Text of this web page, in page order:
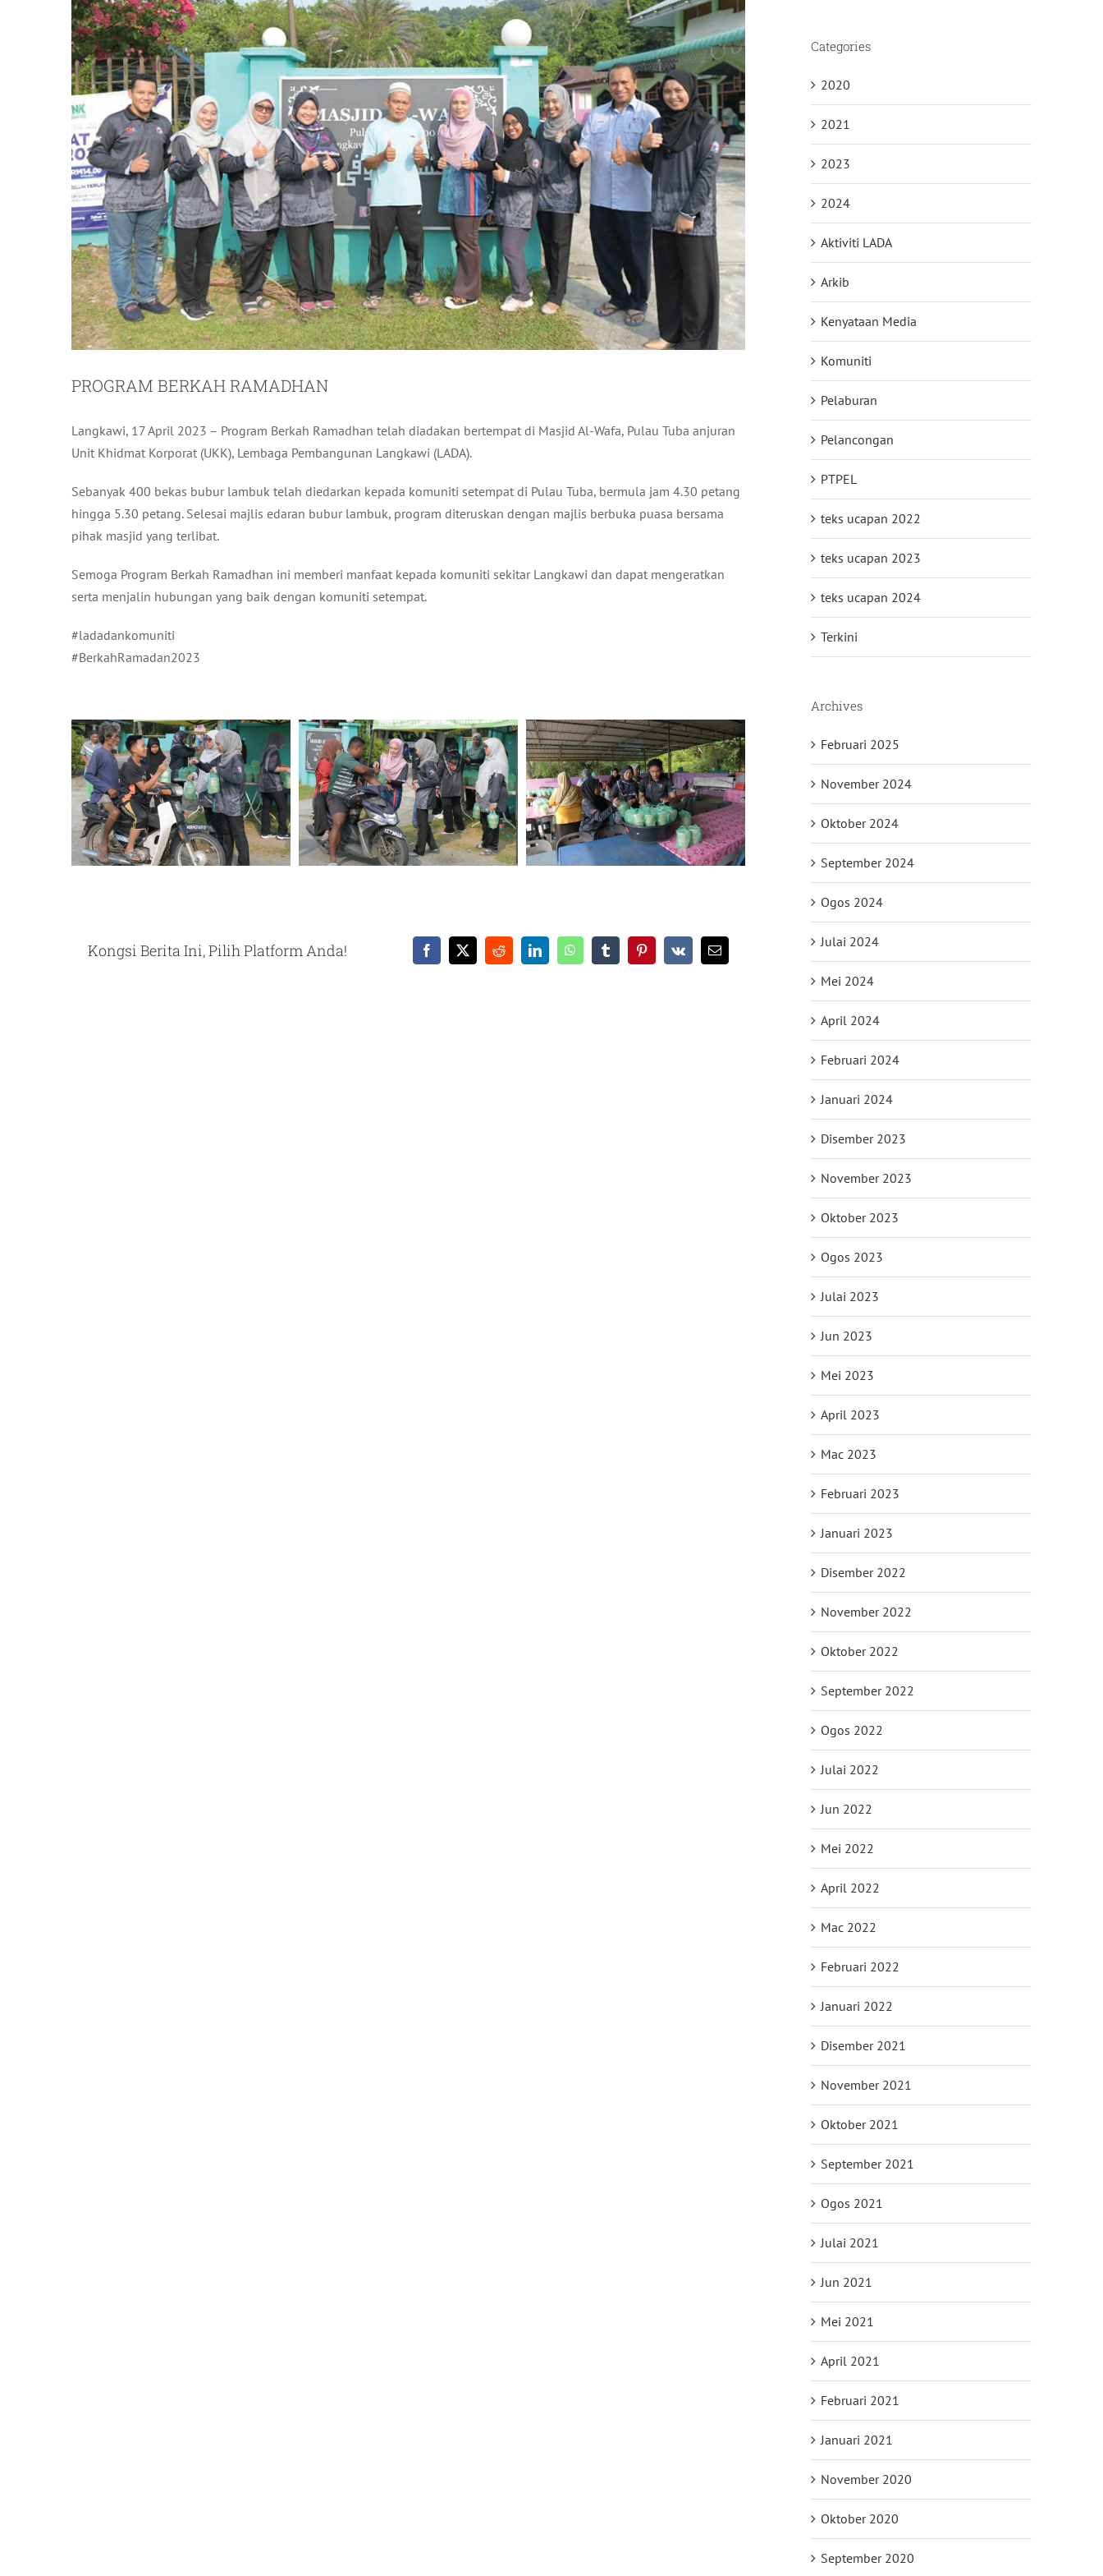
PROGRAM BERKAH RAMADHAN
Langkawi, 17 April 2023 – Program Berkah Ramadhan telah diadakan bertempat di Masjid Al-Wafa, Pulau Tuba anjuran
Unit Khidmat Korporat (UKK), Lembaga Pembangunan Langkawi (LADA).
Sebanyak 400 bekas bubur lambuk telah diedarkan kepada komuniti setempat di Pulau Tuba, bermula jam 4.30 petang
hingga 5.30 petang. Selesai majlis edaran bubur lambuk, program diteruskan dengan majlis berbuka puasa bersama
pihak masjid yang terlibat.
Semoga Program Berkah Ramadhan ini memberi manfaat kepada komuniti sekitar Langkawi dan dapat mengeratkan
serta menjalin hubungan yang baik dengan komuniti setempat.
#ladadankomuniti
#BerkahRamadan2023
Kongsi Berita Ini, Pilih Platform Anda! Facebook
X RedditLinkedInWhatsAppTumblrPinterest
Vk Email
Categories
2020
2021
2023
2024
Aktiviti LADA
Arkib
Kenyataan Media
Komuniti
Pelaburan
Pelancongan
PTPEL
teks ucapan 2022
teks ucapan 2023
teks ucapan 2024
Terkini
Archives
Februari 2025
November 2024
Oktober 2024
September 2024
Ogos 2024
Julai 2024
Mei 2024
April 2024
Februari 2024
Januari 2024
Disember 2023
November 2023
Oktober 2023
Ogos 2023
Julai 2023
Jun 2023
Mei 2023
April 2023
Mac 2023
Februari 2023
Januari 2023
Disember 2022
November 2022
Oktober 2022
September 2022
Ogos 2022
Julai 2022
Jun 2022
Mei 2022
April 2022
Mac 2022
Februari 2022
Januari 2022
Disember 2021
November 2021
Oktober 2021
September 2021
Ogos 2021
Julai 2021
Jun 2021
Mei 2021
April 2021
Februari 2021
Januari 2021
November 2020
Oktober 2020
September 2020